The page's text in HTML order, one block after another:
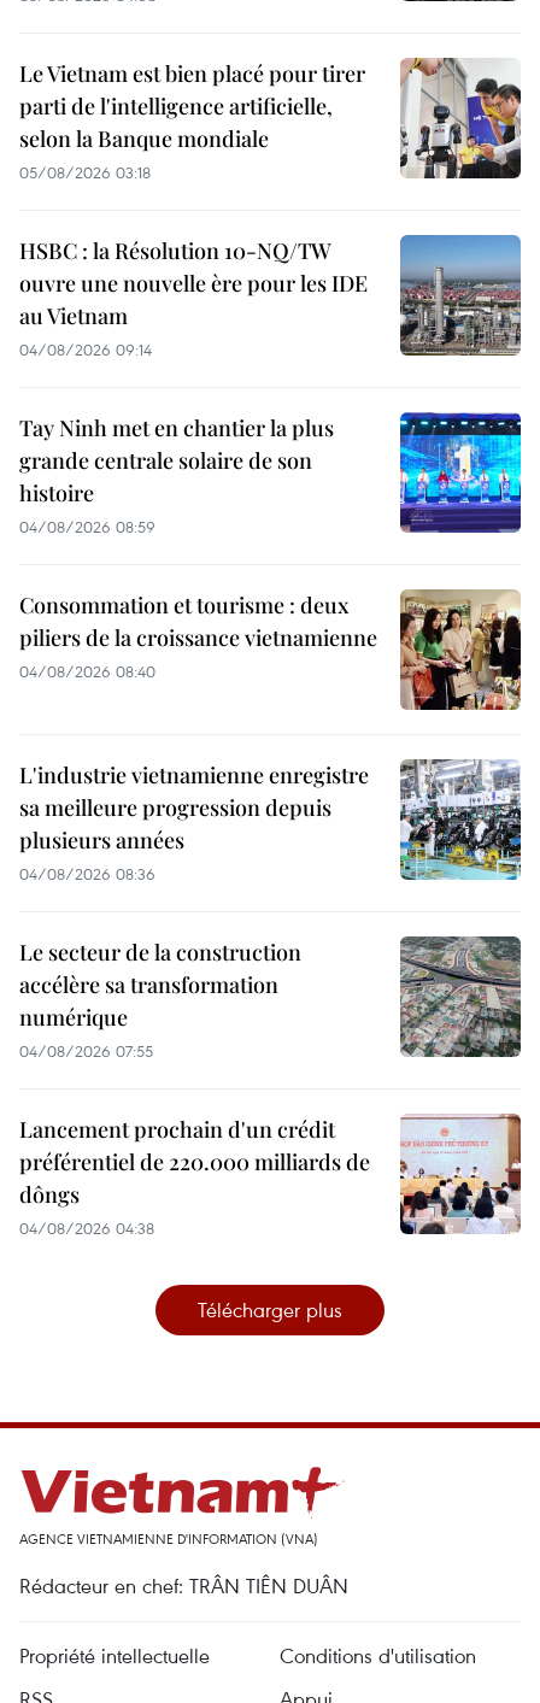
Le Vietnam est bien placé pour tirer
parti de l'intelligence artificielle,
selon la Banque mondiale
05/08/2026 03:18
HSBC : la Résolution 10-NQ/TW
ouvre une nouvelle ère pour les IDE
au Vietnam
04/08/2026 09:14
Tay Ninh met en chantier la plus
grande centrale solaire de son
histoire
04/08/2026 08:59
Consommation et tourisme : deux
piliers de la croissance vietnamienne
04/08/2026 08:40
L'industrie vietnamienne enregistre
sa meilleure progression depuis
plusieurs années
04/08/2026 08:36
Le secteur de la construction
accélère sa transformation
numérique
04/08/2026 07:55
Lancement prochain d'un crédit
préférentiel de 220.000 milliards de
dôngs
04/08/2026 04:38
Télécharger plus
AGENCE VIETNAMIENNE D'INFORMATION (VNA)
Rédacteur en chef: TRÂN TIÊN DUÂN
Propriété intellectuelle
Conditions d'utilisation